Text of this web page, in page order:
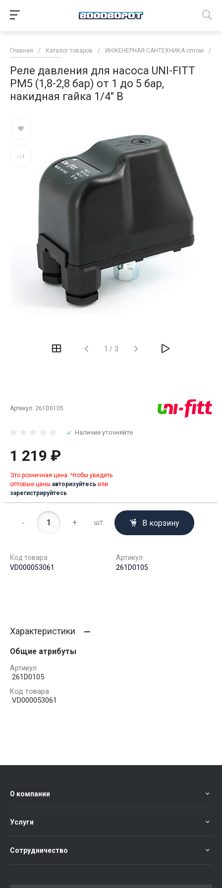
Главная / Каталог товаров / ИНЖЕНЕРНАЯ САНТЕХНИКА оптом /
Реле давления для насоса UNI-FITT
PM5 (1,8-2,8 бар) от 1 до 5 бар,
накидная гайка 1/4" В
1 / 3
Артикул: 261D0105
Наличие уточняйте
1 219 ₽
Это розничная цена. Чтобы увидеть
оптовые цены авторизуйтесь или
зарегистрируйтесь
- + шт. В корзину
Код товара
VD000053061
Артикул
261D0105
Характеристики
Общие атрибуты
Артикул
261D0105
Код товара
VD000053061
О компании
Услуги
Сотрудничество